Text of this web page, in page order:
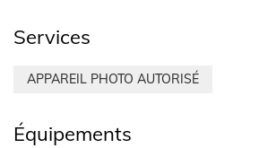
Services
APPAREIL PHOTO AUTORISÉ
Équipements